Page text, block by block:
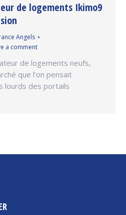
de logements Ikimo9
Angels
a comment
de logements neufs,
que l’on pensait
lourds des portails